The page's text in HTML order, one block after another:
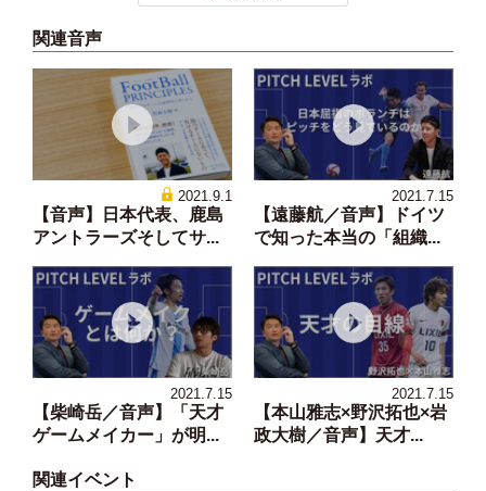
関連音声
2021.9.1
【音声】日本代表、鹿島
アントラーズそしてサ...
2021.7.15
【遠藤航／音声】ドイツ
で知った本当の「組織...
2021.7.15
【柴崎岳／音声】「天才
ゲームメイカー」が明...
2021.7.15
【本山雅志×野沢拓也×岩
政大樹／音声】天才...
関連イベント